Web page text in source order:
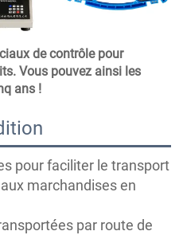
de contrôle pour
Vous pouvez ainsi les
ans !
pour faciliter le transport
marchandises en
par route de